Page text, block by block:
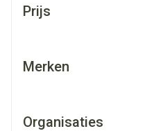
Prijs
Merken
Organisaties